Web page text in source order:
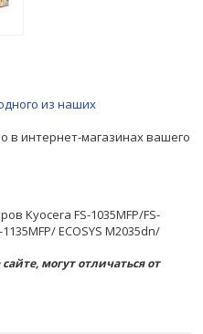
из наших
в интернет-магазинах вашего
Kyocera FS-1035MFP/FS-
ECOSYS M2035dn/
могут отличаться от